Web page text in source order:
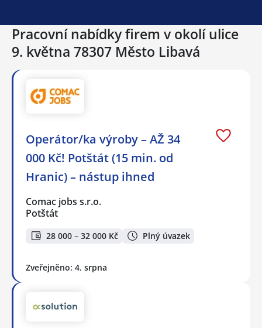
Pracovní nabídky firem v okolí ulice
9. května 78307 Město Libavá
Operátor/ka výroby – AŽ 34
000 Kč! Potštát (15 min. od
Hranic) – nástup ihned
Comac jobs s.r.o.
Potštát
28 000 – 32 000 Kč Plný úvazek
Zveřejněno: 4. srpna